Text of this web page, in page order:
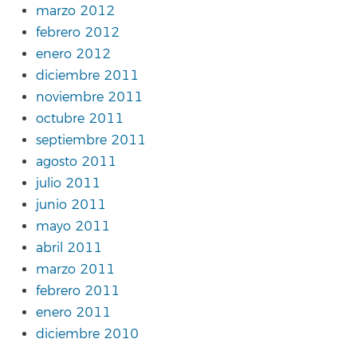
marzo 2012
febrero 2012
enero 2012
diciembre 2011
noviembre 2011
octubre 2011
septiembre 2011
agosto 2011
julio 2011
junio 2011
mayo 2011
abril 2011
marzo 2011
febrero 2011
enero 2011
diciembre 2010